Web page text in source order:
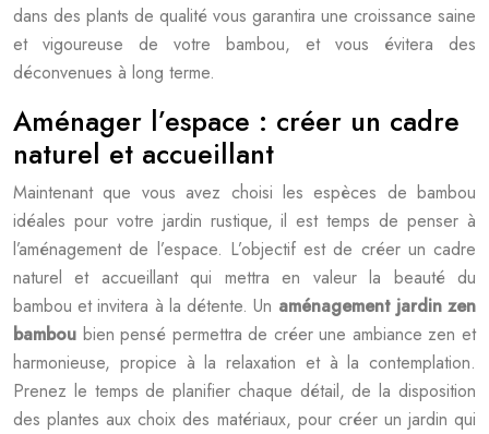
dans des plants de qualité vous garantira une croissance saine
et vigoureuse de votre bambou, et vous évitera des
déconvenues à long terme.
Aménager l’espace : créer un cadre
naturel et accueillant
Maintenant que vous avez choisi les espèces de bambou
idéales pour votre jardin rustique, il est temps de penser à
l’aménagement de l’espace. L’objectif est de créer un cadre
naturel et accueillant qui mettra en valeur la beauté du
bambou et invitera à la détente. Un aménagement jardin zen
bambou bien pensé permettra de créer une ambiance zen et
harmonieuse, propice à la relaxation et à la contemplation.
Prenez le temps de planifier chaque détail, de la disposition
des plantes aux choix des matériaux, pour créer un jardin qui